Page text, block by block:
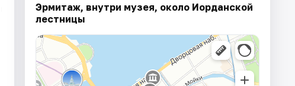
Эрмитаж, внутри музея, около Иорданской
лестницы